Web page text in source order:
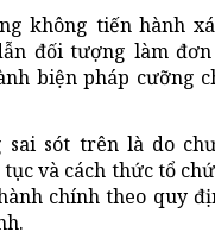
không tiến hành
đối tượng làm
biện pháp cưỡng
sót trên là do
và cách thức tổ
chính theo quy